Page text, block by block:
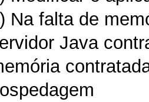
Na falta de
Java